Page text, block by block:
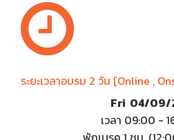
ระยะเวลาอบรม 2 วัน [Online ,
Fri 04/09/
เวลา 09:00 -